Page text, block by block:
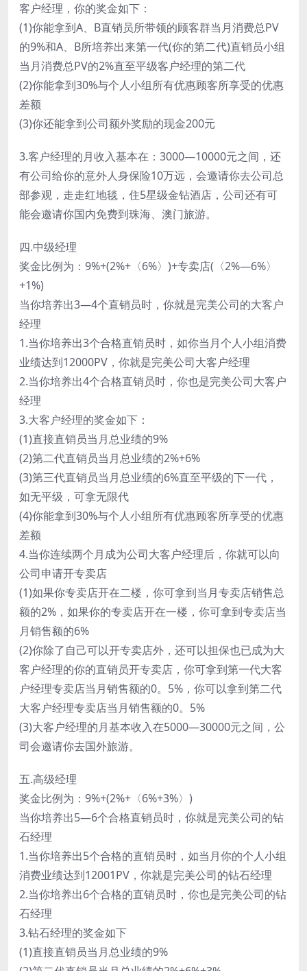
客户经理，你的奖金如下：
(1)你能拿到A、B直销员所带领的顾客群当月消费总PV
的9%和A、B所培养出来第一代(你的第二代)直销员小组
当月消费总PV的2%直至平级客户经理的第二代
(2)你能拿到30%与个人小组所有优惠顾客所享受的优惠
差额
(3)你还能拿到公司额外奖励的现金200元
3.客户经理的月收入基本在：3000—10000元之间，还
有公司给你的意外人身保险10万远，会邀请你去公司总
部参观，走走红地毯，住5星级金钻酒店，公司还有可
能会邀请你国内免费到珠海、澳门旅游。
四.中级经理
奖金比例为：9%+(2%+〈6%〉)+专卖店(〈2%—6%〉
+1%)
当你培养出3—4个直销员时，你就是完美公司的大客户
经理
1.当你培养出3个合格直销员时，如你当月个人小组消费
业绩达到12000PV，你就是完美公司大客户经理
2.当你培养出4个合格直销员时，你也是完美公司大客户
经理
3.大客户经理的奖金如下：
(1)直接直销员当月总业绩的9%
(2)第二代直销员当月总业绩的2%+6%
(3)第三代直销员当月总业绩的6%直至平级的下一代，
如无平级，可拿无限代
(4)你能拿到30%与个人小组所有优惠顾客所享受的优惠
差额
4.当你连续两个月成为公司大客户经理后，你就可以向
公司申请开专卖店
(1)如果你专卖店开在二楼，你可拿到当月专卖店销售总
额的2%，如果你的专卖店开在一楼，你可拿到专卖店当
月销售额的6%
(2)你除了自己可以开专卖店外，还可以担保也已成为大
客户经理的你的直销员开专卖店，你可拿到第一代大客
户经理专卖店当月销售额的0。5%，你可以拿到第二代
大客户经理专卖店当月销售额的0。5%
(3)大客户经理的月基本收入在5000—30000元之间，公
司会邀请你去国外旅游。
五.高级经理
奖金比例为：9%+(2%+〈6%+3%〉)
当你培养出5—6个合格直销员时，你就是完美公司的钻
石经理
1.当你培养出5个合格的直销员时，如当月你的个人小组
消费业绩达到12001PV，你就是完美公司的钻石经理
2.当你培养出6个合格的直销员时，你也是完美公司的钻
石经理
3.钻石经理的奖金如下
(1)直接直销员当月总业绩的9%